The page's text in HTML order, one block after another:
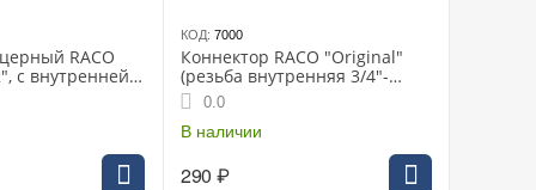
RACO
с внутренней
(4250-
КОД: 7000
Коннектор RACO "Original"
(резьба внутренняя 3/4"-
шланг 3/4") 4250-55293C
0.0
В наличии
290 ₽